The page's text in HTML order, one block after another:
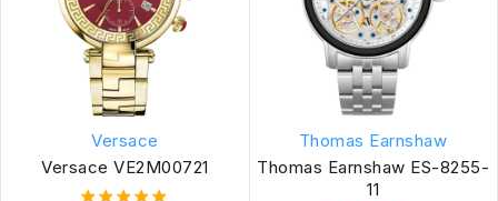
Versace
Versace VE2M00721
Thomas Earnshaw
Thomas Earnshaw ES-8255-
11